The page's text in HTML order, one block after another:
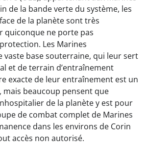
de la bande verte du système, les
de la planète sont très
quiconque ne porte pas
Les Marines
vaste base souterraine, qui leur sert
et de terrain d’entraînement
exacte de leur entraînement est un
mais beaucoup pensent que
de la planète y est pour
de combat complet de Marines
dans les environs de Corin
accès non autorisé.